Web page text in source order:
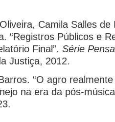
Camila Salles de
“Registros Públicos e
Final”. Série
Justiça, 2012.
“O agro
na era da pós-